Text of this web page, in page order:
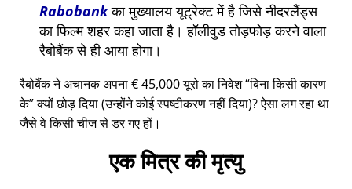
Rabobankका मुख्यालय यूट्रेक्ट में है जिसे नीदरलैंड्स
का फिल्म शहर कहा जाता है। हॉलीवुड तोड़फोड़ करने वाला
रैबोबैंक से ही आया होगा।
रैबोबैंक ने अचानक अपना € 45,000 यूरो का निवेश बिना किसी कारण
के क्यों छोड़ दिया (उन्होंने कोई स्पष्टीकरण नहीं दिया)? ऐसा लग रहा था
जैसे वे किसी चीज से डर गए हों।
एक मित्र की मृत्यु